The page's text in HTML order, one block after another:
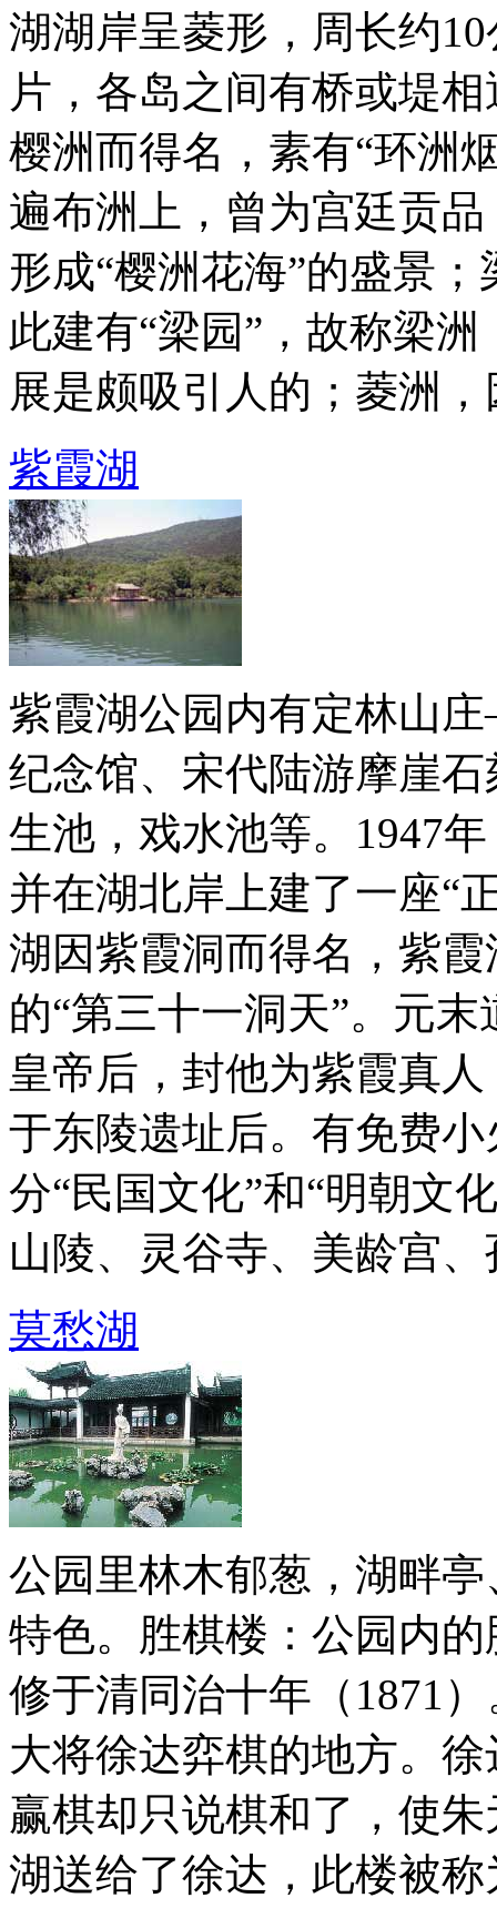
湖湖岸呈菱形，周长约
片，各岛之间有桥或堤
樱洲而得名，素有“环洲
遍布洲上，曾为宫廷贡
形成“樱洲花海”的盛景
此建有“梁园”，故称梁
展是颇吸引人的；菱洲，
紫霞湖
紫霞湖公园内有定林山
纪念馆、宋代陆游摩崖
生池，戏水池等。1947
并在湖北岸上建了一座“
湖因紫霞洞而得名，紫
的“第三十一洞天”。元
皇帝后，封他为紫霞真
于东陵遗址后。有免费
分“民国文化”和“明朝文
山陵、灵谷寺、美龄宫
莫愁湖
公园里林木郁葱，湖畔
特色。胜棋楼：公园内
修于清同治十年（1871
大将徐达弈棋的地方。
赢棋却只说棋和了，使
湖送给了徐达，此楼被